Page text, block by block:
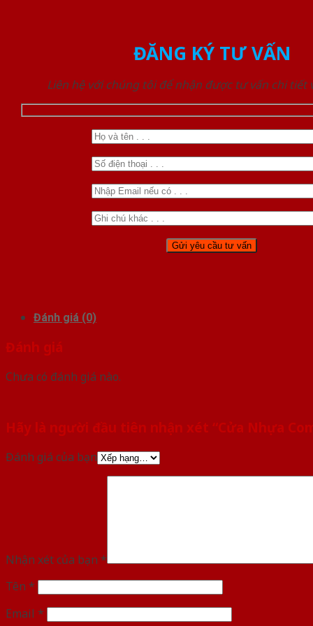
ĐĂNG KÝ TƯ VẤN
Liên hệ với chúng tôi để nhận được tư vấn chi tiết
Đánh giá (0)
Đánh giá
Chưa có đánh giá nào.
Hãy là người đầu tiên nhận xét “Cửa Nhựa
Đánh giá của bạn
Nhận xét của bạn *
Tên *
Email *